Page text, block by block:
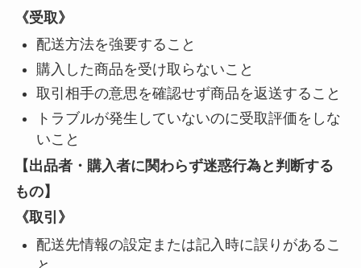
《受取》
配送方法を強要すること
購入した商品を受け取らないこと
取引相手の意思を確認せず商品を返送すること
トラブルが発生していないのに受取評価をしな
いこと
【出品者・購入者に関わらず迷惑行為と判断する
もの】
《取引》
配送先情報の設定または記入時に誤りがあるこ